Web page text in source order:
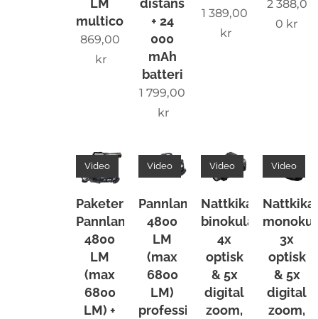
batteri
– upp
de på
nivå ✔️
fläktkyl
för
jämn,
stabil
och
LM
multicolor
869,00
kr
distans
+ 24
000
mAh
batteri
1 799,00
kr
1 389,00
kr
2 388,0
0 kr
Paketerbjudande:
Pannlampa
4800
LM
(max
6800
LM) +
Video
Pannlampa
4800
LM
(max
6800
LM)
professionell
Video
Nattkikare
binokulär,
4x
optisk
& 5x
digital
zoom,
Video
3x
optisk
& 5x
digital
zoom,
Video